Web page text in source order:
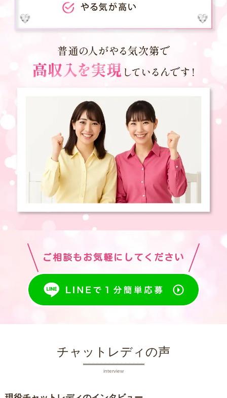
ご相談もお気軽にしてください
チャットレディの声
interview